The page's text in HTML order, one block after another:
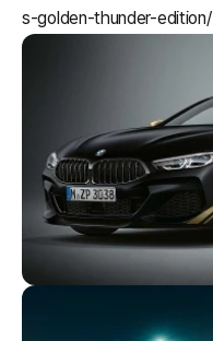
s-golden-thunder-edition/